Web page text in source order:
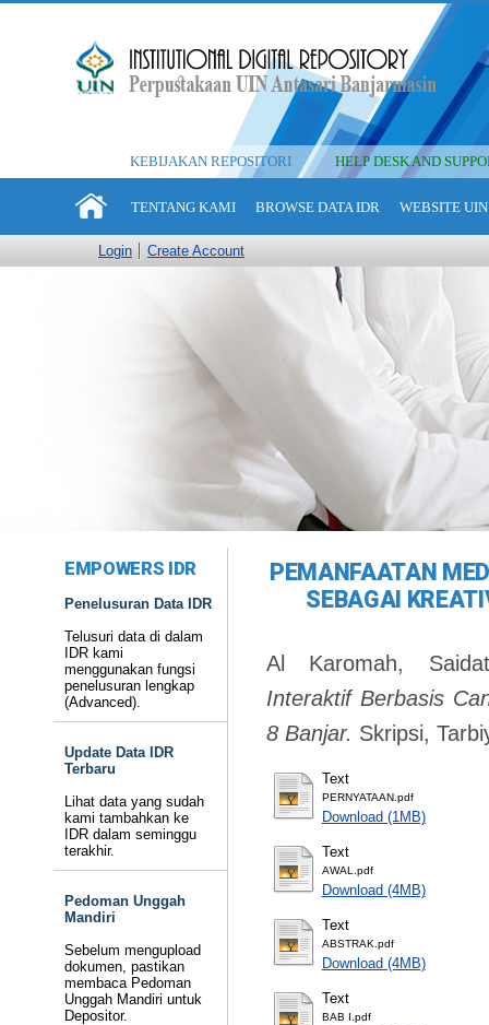
KEBIJAKAN REPOSITORI HELP DESK AND
TENTANG KAMI BROWSE DATA IDR WEBSITE
Login Create Account
EMPOWERS IDR
Penelusuran Data IDR
Telusuri data di dalam
IDR kami
menggunakan fungsi
penelusuran lengkap
(Advanced).
Update Data IDR
Terbaru
Lihat data yang sudah
kami tambahkan ke
IDR dalam seminggu
terakhir.
Pedoman Unggah
Mandiri
Sebelum mengupload
dokumen, pastikan
membaca Pedoman
Unggah Mandiri untuk
Depositor.
PEMANFAATAN
SEBAGAI
Al Karomah,
Interaktif Berbasis
8 Banjar. Skripsi,
Text
PERNYATAAN.pdf
Download (1MB)
Text
AWAL.pdf
Download (4MB)
Text
ABSTRAK.pdf
Download (4MB)
Text
BAB I.pdf